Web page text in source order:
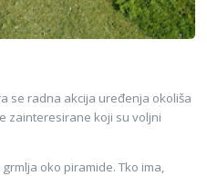
se radna akcija uređenja okoliša
zainteresirane koji su voljni
oko piramide. Tko ima,